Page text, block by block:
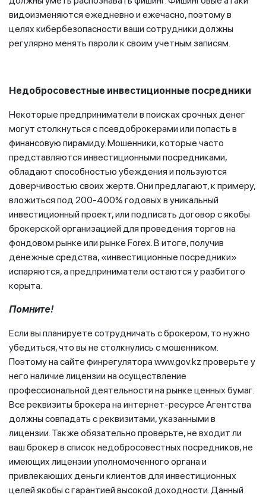
видоизменяются ежедневно и ежечасно, поэтому в
целях кибербезопасности ваши сотрудники должны
регулярно менять пароли к своим учетным записям.
Недобросовестные инвестиционные посредники
Некоторые предприниматели в поисках срочных денег
могут столкнуться с псевдоброкерами или попасть в
финансовую пирамиду. Мошенники, которые часто
представляются инвестиционными посредниками,
обладают способностью убеждения и пользуются
доверчивостью своих жертв. Они предлагают, к примеру,
вложиться под 200-400% годовых в уникальный
инвестиционный проект, или подписать договор с якобы
брокерской организацией для проведения торгов на
фондовом рынке или рынке Forex. В итоге, получив
денежные средства, «инвестиционные посредники»
испаряются, а предприниматели остаются у разбитого
корыта.
Помните!
Если вы планируете сотрудничать с брокером, то нужно
убедиться, что вы не столкнулись с мошенником.
Поэтому на сайте финрегулятора www.gov.kz проверьте у
него наличие лицензии на осуществление
профессиональной деятельности на рынке ценных бумаг.
Все реквизиты брокера на интернет-ресурсе Агентства
должны совпадать с реквизитами, указанными в
лицензии. Также обязательно проверьте, не входит ли
ваш брокер в список недобросовестных посредников, не
имеющих лицензии уполномоченного органа и
привлекающих деньги клиентов для инвестиционных
целей якобы с гарантией высокой доходности. Данный